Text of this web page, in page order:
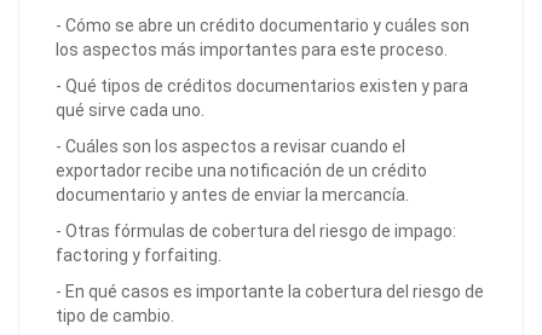
- Cómo se abre un crédito documentario y cuáles son
los aspectos más importantes para este proceso.
- Qué tipos de créditos documentarios existen y para
qué sirve cada uno.
- Cuáles son los aspectos a revisar cuando el
exportador recibe una notificación de un crédito
documentario y antes de enviar la mercancía.
- Otras fórmulas de cobertura del riesgo de impago:
factoring y forfaiting.
- En qué casos es importante la cobertura del riesgo de
tipo de cambio.